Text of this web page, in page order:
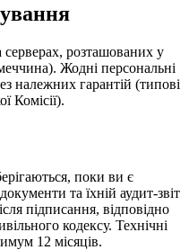
розташованих у
Жодні персональні
належних гарантій (типові
Комісії).
поки ви є
та їхній аудит-звіт
підписання, відповідно
кодексу. Технічні
12 місяців.